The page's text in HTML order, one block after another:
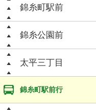
錦糸町駅前
錦糸公園前
太平三丁目
錦糸町駅前行